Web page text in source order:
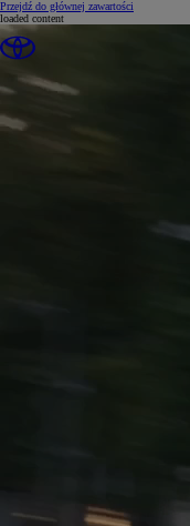
Przejdź do głównej zawartości
loaded content